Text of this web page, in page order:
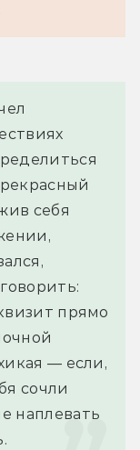
себя
прямо
— если,
сочли
наплевать